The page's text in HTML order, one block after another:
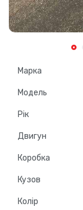
Марка
Модель
Рік
Двигун
Коробка
Кузов
Колір